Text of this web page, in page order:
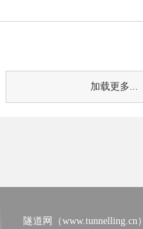
加载更多...
隧道网（www.tunnelling.cn）